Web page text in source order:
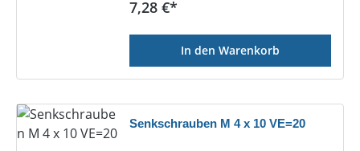
Regulärer Preis:
7,28 €*
In den Warenkorb
Senkschrauben M 4 x 10 VE=20